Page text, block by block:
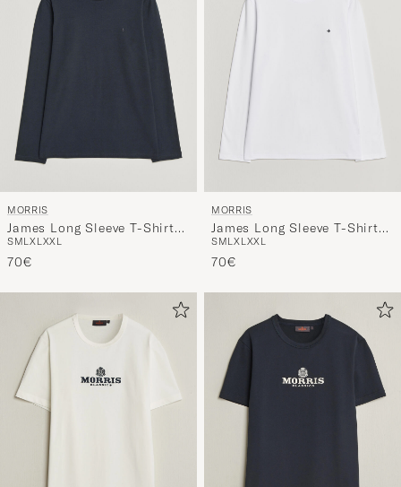
Sie
eine
Auswahl,
Stil
MORRIS
James Long Sleeve T-Shirt
Old Blue
SMLXLXXL
70€
MORRIS
James Long Sleeve T-Shirt
White
SMLXLXXL
70€